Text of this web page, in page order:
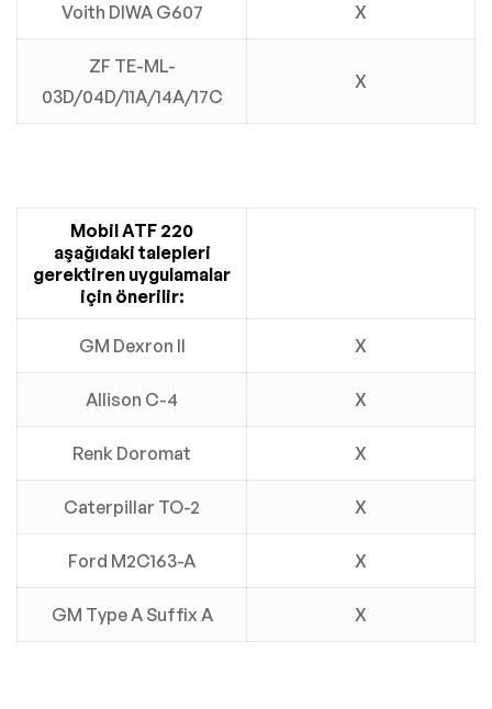
Voith DIWA G607 X
ZF TE-ML-
03D/04D/11A/14A/17C
X
Mobil ATF 220
aşağıdaki talepleri
gerektiren uygulamalar
için önerilir:
GM Dexron II X
Allison C-4 X
Renk Doromat X
Caterpillar TO-2 X
Ford M2C163-A X
GM Type A Suffix A X